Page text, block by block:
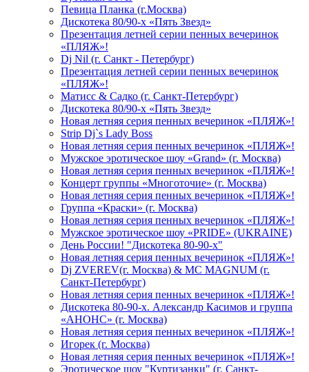
Певица Планка (г.Москва)
Дискотека 80/90-х «Пять Звезд»
Презентация летней серии пенных вечеринок
«ПЛЯЖ»!
Dj Nil (г. Санкт - Петербург)
Презентация летней серии пенных вечеринок
«ПЛЯЖ»!
Матисс & Садко (г. Санкт-Петербург)
Дискотека 80/90-х «Пять Звезд»
Новая летняя серия пенных вечеринок «ПЛЯЖ»!
Strip Dj`s Lady Boss
Новая летняя серия пенных вечеринок «ПЛЯЖ»!
Мужское эротическое шоу «Grand» (г. Москва)
Новая летняя серия пенных вечеринок «ПЛЯЖ»!
Концерт группы «Многоточие» (г. Москва)
Новая летняя серия пенных вечеринок «ПЛЯЖ»!
Группа «Краски» (г. Москва)
Новая летняя серия пенных вечеринок «ПЛЯЖ»!
Мужское эротическое шоу «PRIDE» (UKRAINE)
День России! "Дискотека 80-90-х"
Новая летняя серия пенных вечеринок «ПЛЯЖ»!
Dj ZVEREV(г. Москва) & MC MAGNUM (г.
Санкт-Петербург)
Новая летняя серия пенных вечеринок «ПЛЯЖ»!
Дискотека 80-90-х. Александр Касимов и группа
«АНОНС» (г. Москва)
Новая летняя серия пенных вечеринок «ПЛЯЖ»!
Игорек (г. Москва)
Новая летняя серия пенных вечеринок «ПЛЯЖ»!
Эротическое шоу "Куртизанки" (г. Санкт-